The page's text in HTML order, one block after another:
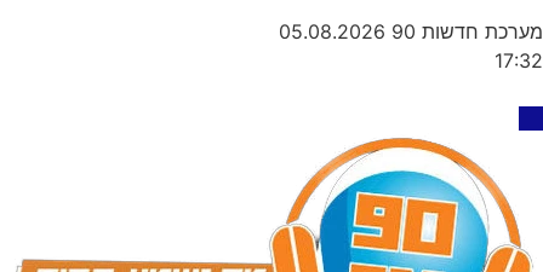
מערכת חדשות 90
05.08.2026
17:32